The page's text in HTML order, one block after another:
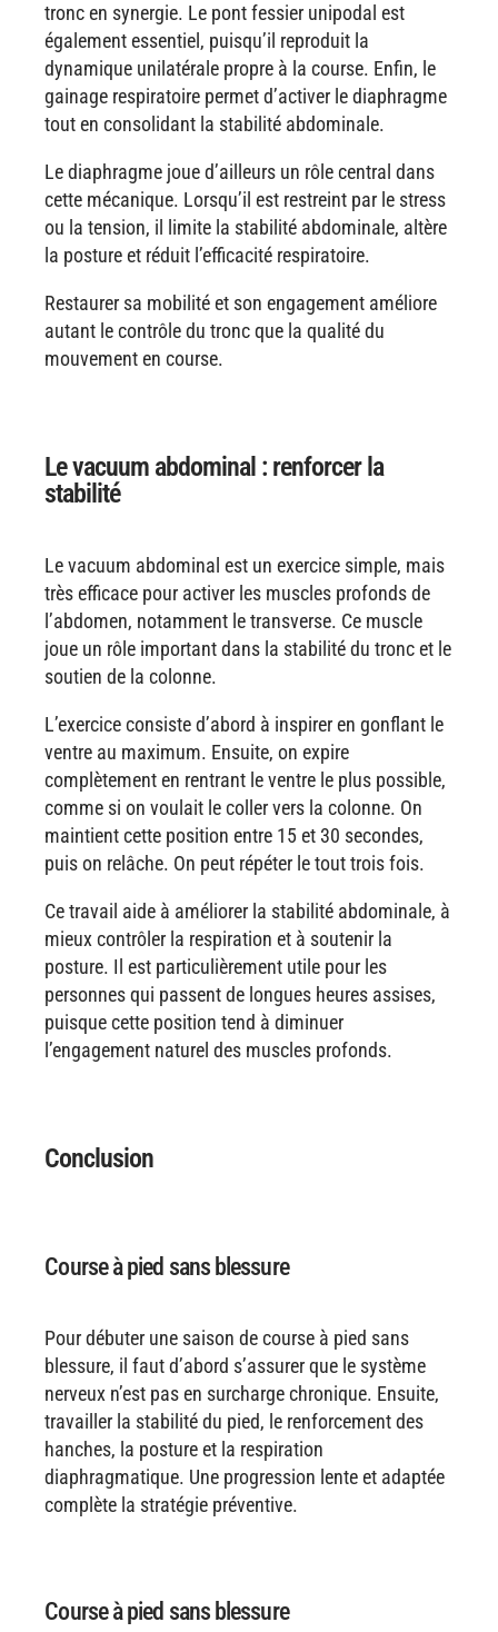
tronc en synergie. Le pont fessier unipodal est
également essentiel, puisqu’il reproduit la
dynamique unilatérale propre à la course. Enfin, le
gainage respiratoire permet d’activer le diaphragme
tout en consolidant la stabilité abdominale.
Le diaphragme joue d’ailleurs un rôle central dans
cette mécanique. Lorsqu’il est restreint par le stress
ou la tension, il limite la stabilité abdominale, altère
la posture et réduit l’efficacité respiratoire.
Restaurer sa mobilité et son engagement améliore
autant le contrôle du tronc que la qualité du
mouvement en course.
Le vacuum abdominal : renforcer la
stabilité
Le vacuum abdominal est un exercice simple, mais
très efficace pour activer les muscles profonds de
l’abdomen, notamment le transverse. Ce muscle
joue un rôle important dans la stabilité du tronc et le
soutien de la colonne.
L’exercice consiste d’abord à inspirer en gonflant le
ventre au maximum. Ensuite, on expire
complètement en rentrant le ventre le plus possible,
comme si on voulait le coller vers la colonne. On
maintient cette position entre 15 et 30 secondes,
puis on relâche. On peut répéter le tout trois fois.
Ce travail aide à améliorer la stabilité abdominale, à
mieux contrôler la respiration et à soutenir la
posture. Il est particulièrement utile pour les
personnes qui passent de longues heures assises,
puisque cette position tend à diminuer
l’engagement naturel des muscles profonds.
Conclusion
Course à pied sans blessure
Pour débuter une saison de course à pied sans
blessure, il faut d’abord s’assurer que le système
nerveux n’est pas en surcharge chronique. Ensuite,
travailler la stabilité du pied, le renforcement des
hanches, la posture et la respiration
diaphragmatique. Une progression lente et adaptée
complète la stratégie préventive.
Course à pied sans blessure